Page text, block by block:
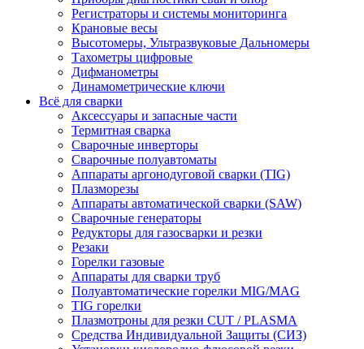
Регистраторы и системы мониторинга
Крановые весы
Высотомеры, Ультразвуковые Дальномеры
Тахометры цифровые
Дифманометры
Динамометрические ключи
Всё для сварки
Аксессуары и запасные части
Термитная сварка
Сварочные инверторы
Сварочные полуавтоматы
Аппараты аргонодуговой сварки (TIG)
Плазморезы
Аппараты автоматической сварки (SAW)
Сварочные генераторы
Редукторы для газосварки и резки
Резаки
Горелки газовые
Аппараты для сварки труб
Полуавтоматические горелки MIG/MAG
TIG горелки
Плазмотроны для резки CUT / PLASMA
Средства Индивидуальной Защиты (СИЗ)